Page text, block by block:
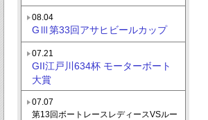
08.04
GⅢ第33回アサヒビールカップ
07.21
GII江戸川634杯 モーターボート
大賞
07.07
第13回ボートレースレディースVSルー